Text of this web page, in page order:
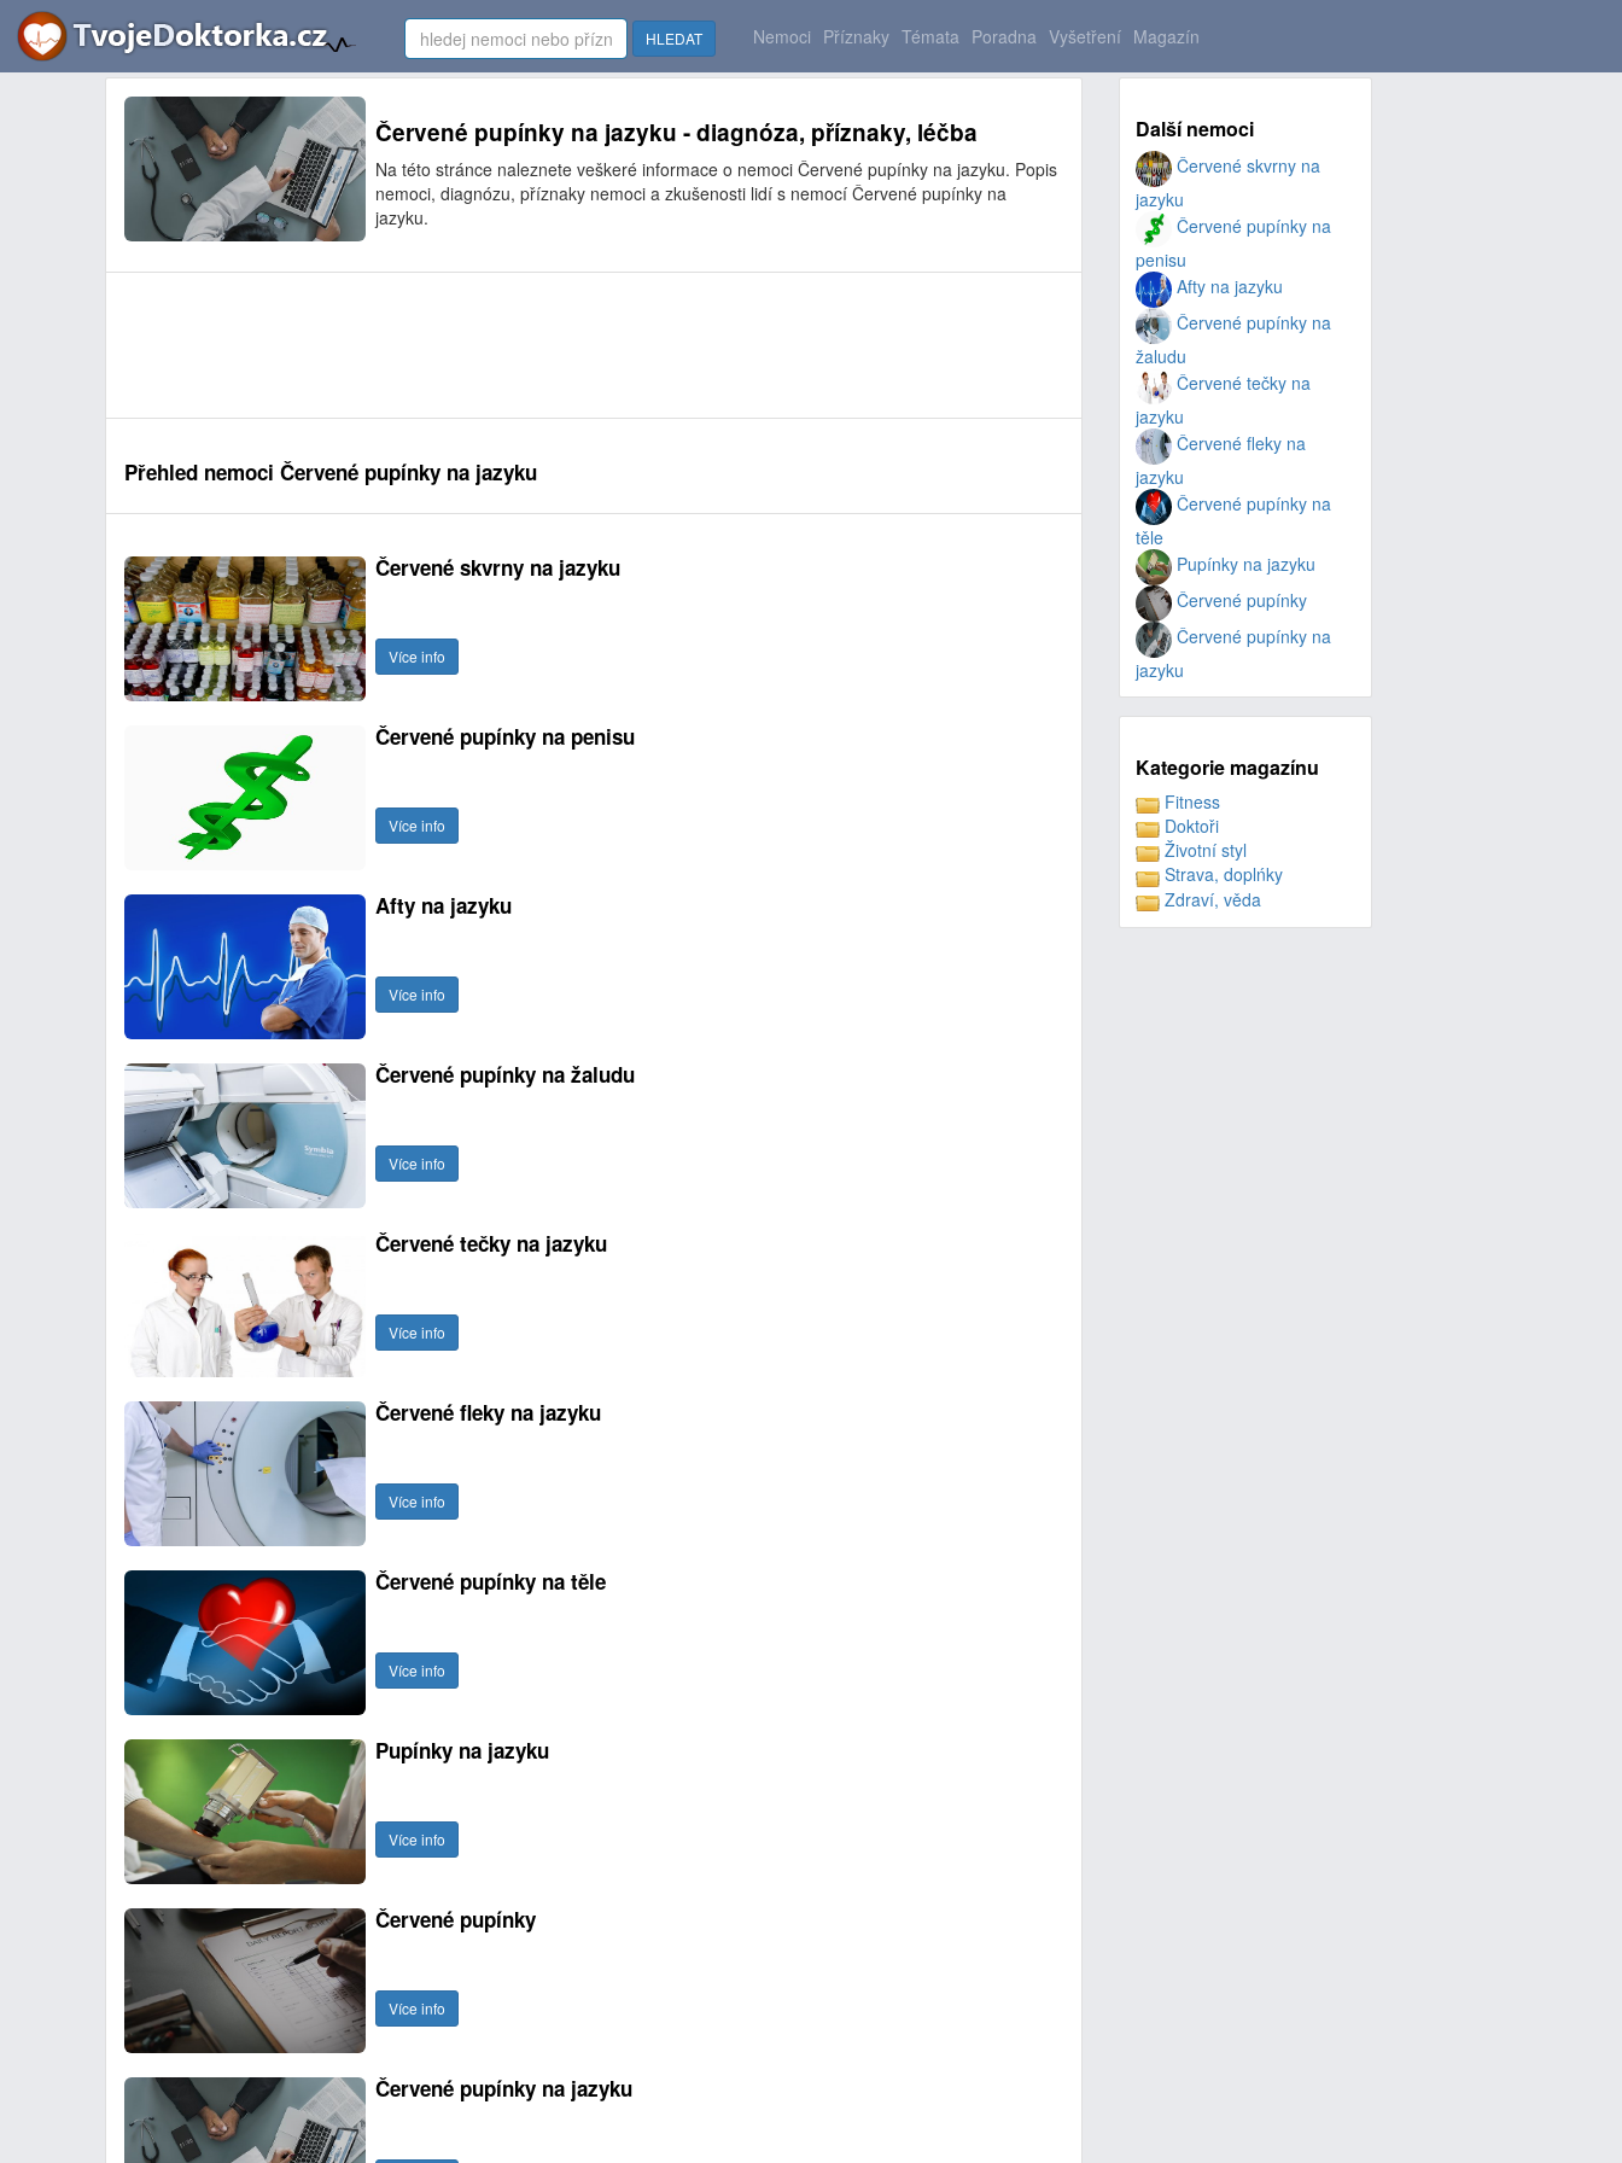
HLEDAT Nemoci Příznaky Témata Poradna Vyšetření Magazín
Červené pupínky na jazyku - diagnóza, příznaky, léčba
Na této stránce naleznete veškeré informace o nemoci Červené pupínky na jazyku. Popis
nemoci, diagnózu, příznaky nemoci a zkušenosti lidí s nemocí Červené pupínky na
jazyku.
Přehled nemoci Červené pupínky na jazyku
Červené skvrny na jazyku
Více info
Červené pupínky na penisu
Více info
Afty na jazyku
Více info
Červené pupínky na žaludu
Více info
Červené tečky na jazyku
Více info
Červené fleky na jazyku
Více info
Červené pupínky na těle
Více info
Pupínky na jazyku
Více info
Červené pupínky
Více info
Červené pupínky na jazyku
Další nemoci
Červené skvrny na
jazyku
Červené pupínky na
penisu
Afty na jazyku
Červené pupínky na
žaludu
Červené tečky na
jazyku
Červené fleky na
jazyku
Červené pupínky na
těle
Pupínky na jazyku
Červené pupínky
Červené pupínky na
jazyku
Kategorie magazínu
Fitness
Doktoři
Životní styl
Strava, doplńky
Zdraví, věda